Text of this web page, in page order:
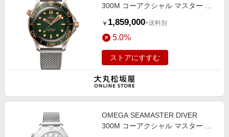
300M コーアクシャル マスター ク
￥ 1,859,000+送料別
5.0%
ストアにすすむ
OMEGA SEAMASTER DIVER
300M コーアクシャル マスター ク